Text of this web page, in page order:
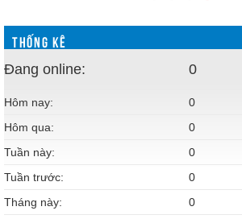
THỐNG KÊ
Đang online: 0
Hôm nay:
0
Hôm qua:
0
Tuần này:
0
Tuần trước:
0
Tháng này:
0